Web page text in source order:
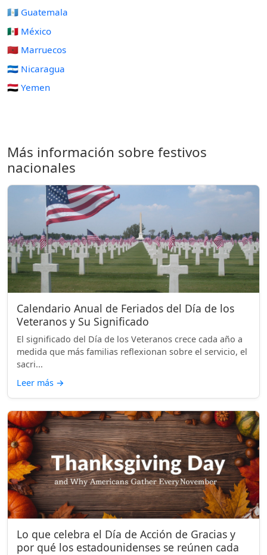
🇬🇹 Guatemala
🇲🇽 México
🇲🇦 Marruecos
🇳🇮 Nicaragua
🇾🇪 Yemen
Más información sobre festivos
nacionales
Calendario Anual de Feriados del Día de los
Veteranos y Su Significado
El significado del Día de los Veteranos crece cada año a
medida que más familias reflexionan sobre el servicio, el
sacri...
Leer más →
Lo que celebra el Día de Acción de Gracias y
por qué los estadounidenses se reúnen cada